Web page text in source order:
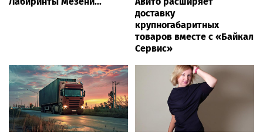
доставку
крупногабаритных
товаров вместе с «Байкал
Сервис»